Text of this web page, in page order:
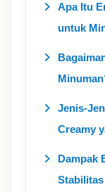
Apa Itu
untuk
Jenis-
Creamy
Dampak